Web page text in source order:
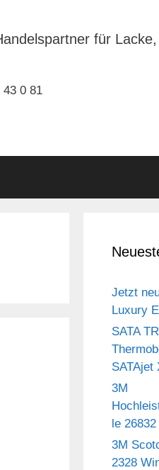
für
43 0 81
Jetzt
Luxury
SATA
SATAjet
3M
le
3M
2328